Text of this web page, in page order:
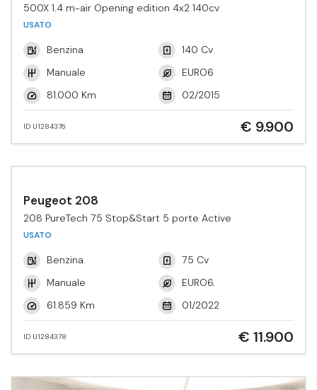
500X 1.4 m-air Opening edition 4x2 140cv
USATO
Benzina
140 Cv
Manuale
EURO6
81.000 Km
02/2015
ID U1284376 € 9.900
Peugeot 208
208 PureTech 75 Stop&Start 5 porte Active
USATO
Benzina
75 Cv
Manuale
EURO6.
61.859 Km
01/2022
ID U1284378 € 11.900